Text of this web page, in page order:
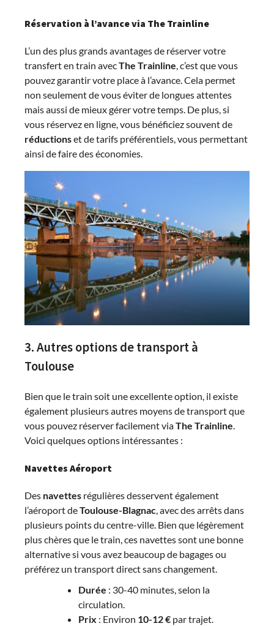
Réservation à l’avance via The Trainline
L’un des plus grands avantages de réserver votre
transfert en train avecThe Trainline , c’est que vous
pouvez garantir votre place à l’avance. Cela permet
non seulement de vous éviter de longues attentes
mais aussi de mieux gérer votre temps. De plus, si
vous réservez en ligne, vous bénéficiez souvent de
réductionset de tarifs préférentiels, vous permettant
ainsi de faire des économies.
3. Autres options de transport à
Toulouse
Bien que le train soit une excellente option, il existe
également plusieurs autres moyens de transport que
vous pouvez réserver facilement viaThe Trainline.
Voici quelques options intéressantes :
Navettes Aéroport
Des navettes régulières desservent également
l’aéroport deToulouse-Blagnac, avec des arrêts dans
plusieurs points du centre-ville. Bien que légèrement
plus chères que le train, ces navettes sont une bonne
alternative si vous avez beaucoup de bagages ou
préférez un transport direct sans changement.
Durée : 30-40 minutes, selon la
circulation.
Prix : Environ 10-12 € par trajet.